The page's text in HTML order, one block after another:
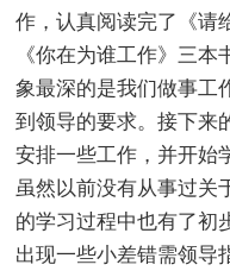
作，认真阅读完了《请
《你在为谁工作》三
象最深的是我们做事工
到领导的要求。接下来
安排一些工作，并开始
虽然以前没有从事过关
的学习过程中也有了初
出现一些小差错需领导